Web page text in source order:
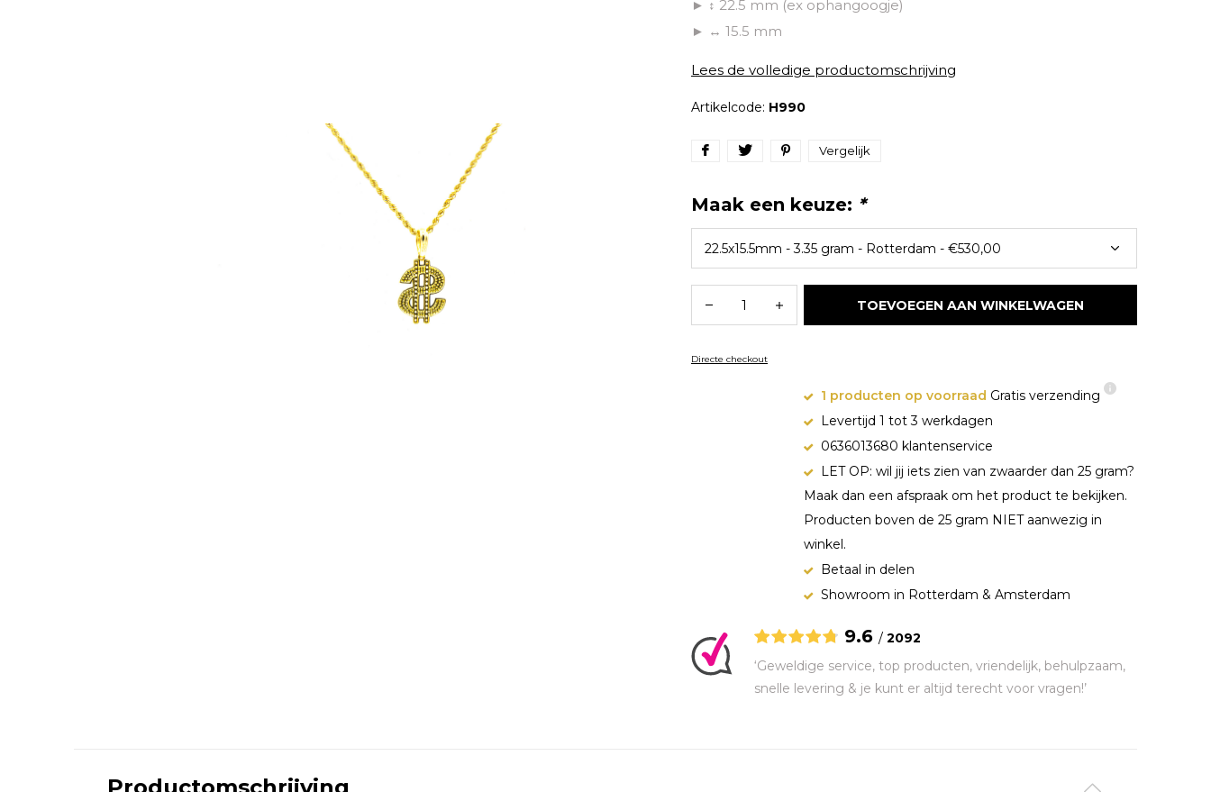
► ↕ 22.5 mm (ex ophangoogje)
► ↔ 15.5 mm
Lees de volledige productomschrijving
Artikelcode: H990
Vergelijk
Maak een keuze: *
TOEVOEGEN AAN WINKELWAGEN
Directe checkout
1 producten op voorraad Gratis verzending
Levertijd 1 tot 3 werkdagen
0636013680 klantenservice
LET OP: wil jij iets zien van zwaarder dan 25 gram?
Maak dan een afspraak om het product te bekijken.
Producten boven de 25 gram NIET aanwezig in
winkel.
Betaal in delen
Showroom in Rotterdam & Amsterdam
9.6 / 2092
‘Geweldige service, top producten, vriendelijk, behulpzaam,
snelle levering & je kunt er altijd terecht voor vragen!’